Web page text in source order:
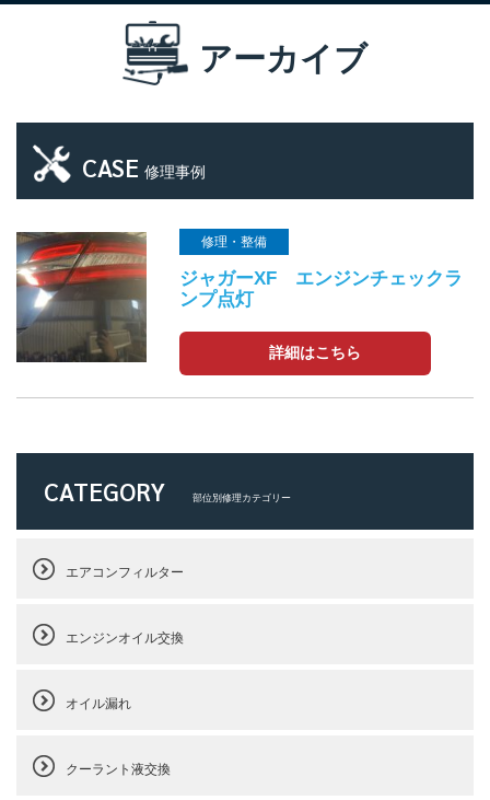
アーカイブ
CASE 修理事例
修理・整備
ジャガーXF エンジンチェックラ
ンプ点灯
詳細はこちら
CATEGORY 部位別修理カテゴリー
エアコンフィルター
エンジンオイル交換
オイル漏れ
クーラント液交換